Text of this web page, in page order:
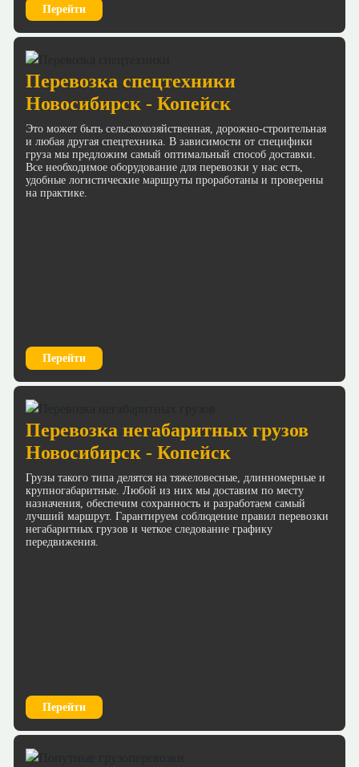
Перейти
Перевозка спецтехники
Новосибирск - Копейск
Это может быть сельскохозяйственная, дорожно-строительная
и любая другая спецтехника. В зависимости от специфики
груза мы предложим самый оптимальный способ доставки.
Все необходимое оборудование для перевозки у нас есть,
удобные логистические маршруты проработаны и проверены
на практике.
Перейти
Перевозка негабаритных грузов
Новосибирск - Копейск
Грузы такого типа делятся на тяжеловесные, длинномерные и
крупногабаритные. Любой из них мы доставим по месту
назначения, обеспечим сохранность и разработаем самый
лучший маршрут. Гарантируем соблюдение правил перевозки
негабаритных грузов и четкое следование графику
передвижения.
Перейти